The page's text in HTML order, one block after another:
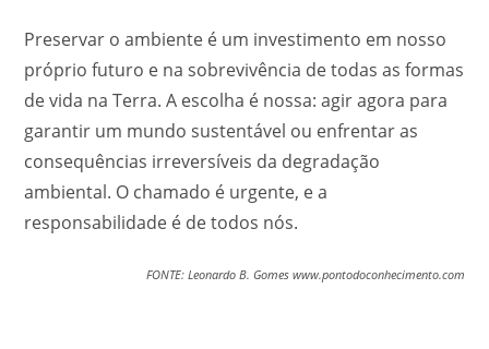
Preservar o ambiente é um investimento em nosso
próprio futuro e na sobrevivência de todas as formas
de vida na Terra. A escolha é nossa: agir agora para
garantir um mundo sustentável ou enfrentar as
consequências irreversíveis da degradação
ambiental. O chamado é urgente, e a
responsabilidade é de todos nós.
FONTE: Leonardo B. Gomes www.pontodoconhecimento.com